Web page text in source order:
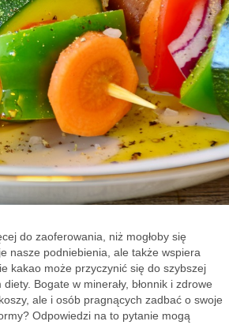
do zaoferowania, niż mogłoby się
nasze podniebienia, ale także wspiera
kakao może przyczynić się do szybszej
Bogate w minerały, błonnik i zdrowe
ale i osób pragnących zadbać o swoje
Odpowiedzi na to pytanie mogą